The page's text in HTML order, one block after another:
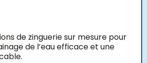
de zinguerie sur mesure pour
de l’eau efficace et une